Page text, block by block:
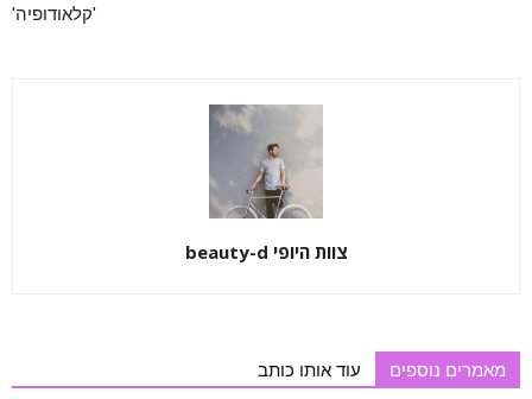
'קלאודופיה'
צוות היופי beauty-d
מאמרים נוספים עוד אותו כותב